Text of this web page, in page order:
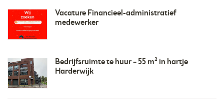
Vacature Financieel-administratief
medewerker
Bedrijfsruimte te huur – 55 m² in hartje
Harderwijk